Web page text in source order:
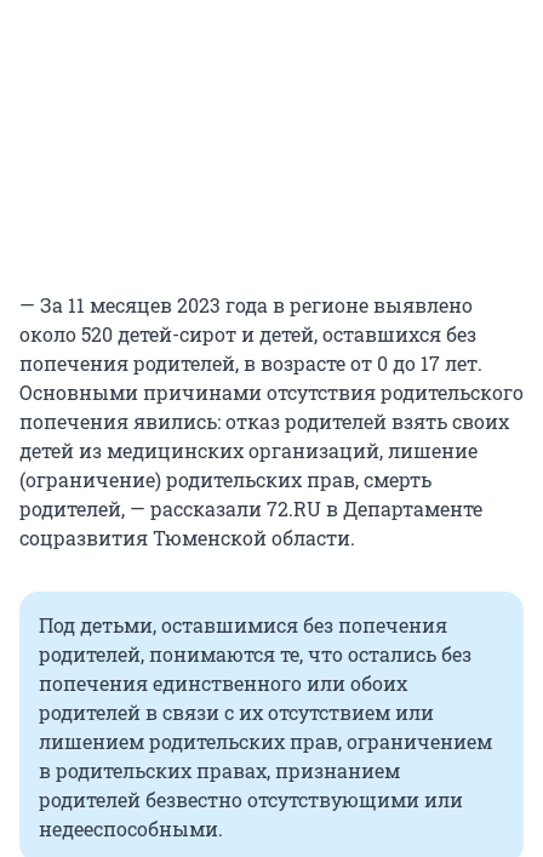
— За 11 месяцев 2023 года в регионе выявлено
около 520 детей-сирот и детей, оставшихся без
попечения родителей, в возрасте от 0 до 17 лет.
Основными причинами отсутствия родительского
попечения явились: отказ родителей взять своих
детей из медицинских организаций, лишение
(ограничение) родительских прав, смерть
родителей, — рассказали 72.RU в Департаменте
соцразвития Тюменской области.
Под детьми, оставшимися без попечения
родителей, понимаются те, что остались без
попечения единственного или обоих
родителей в связи с их отсутствием или
лишением родительских прав, ограничением
в родительских правах, признанием
родителей безвестно отсутствующими или
недееспособными.